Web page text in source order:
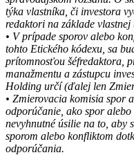
týka vlastníka, či investora
redaktori na základe
• V prípade sporov alebo
tohto Etického kódexu, sa
prítomnosťou šéfredaktora,
manažmentu a zástupcu
Holding určí (ďalej len
• Zmierovacia komisia spor
odporúčanie, ako spor
nevyhnutné úsilie na to, aby
sporom alebo konfliktom
odporúčania.